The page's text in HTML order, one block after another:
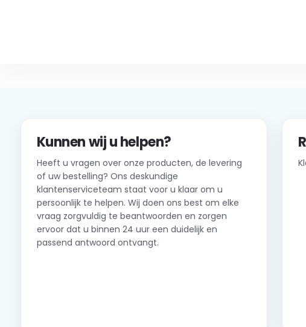
Kunnen wij u helpen?
Heeft u vragen over onze producten, de levering
of uw bestelling? Ons deskundige
klantenserviceteam staat voor u klaar om u
persoonlijk te helpen. Wij doen ons best om elke
vraag zorgvuldig te beantwoorden en zorgen
ervoor dat u binnen 24 uur een duidelijk en
passend antwoord ontvangt.